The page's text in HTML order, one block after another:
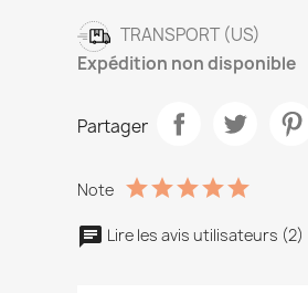
TRANSPORT (US)
Expédition non disponible
Partager
Note
Lire les avis utilisateurs (2)